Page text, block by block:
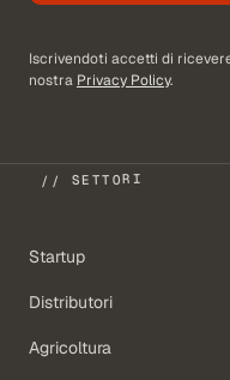
Iscrivendoti accetti di
nostra Privacy Policy.
// SETTORI
Startup
Distributori
Agricoltura